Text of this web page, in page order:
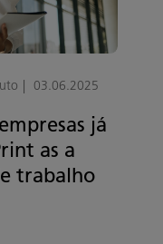
03.06.2025
já
as a
trabalho